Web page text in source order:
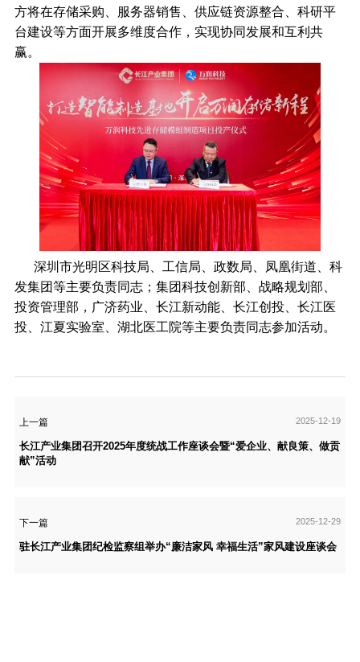
方将在存储采购、服务器销售、供应链资源整合、科研平
台建设等方面开展多维度合作，实现协同发展和互利共
赢。
深圳市光明区科技局、工信局、政数局、凤凰街道、科
发集团等主要负责同志；集团科技创新部、战略规划部、
投资管理部，广济药业、长江新动能、长江创投、长江医
投、江夏实验室、湖北医工院等主要负责同志参加活动。
上一篇 2025-12-19
长江产业集团召开2025年度统战工作座谈会暨“爱企业、献良策、做贡
献”活动
下一篇 2025-12-29
驻长江产业集团纪检监察组举办“廉洁家风 幸福生活”家风建设座谈会